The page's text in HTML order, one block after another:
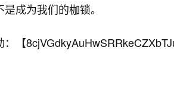
是成为我们的枷锁。
：【